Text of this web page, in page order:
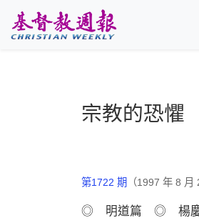
宗教的恐懼
第1722 期 （1997 年 8 月
◎ 明道篇 ◎ 楊